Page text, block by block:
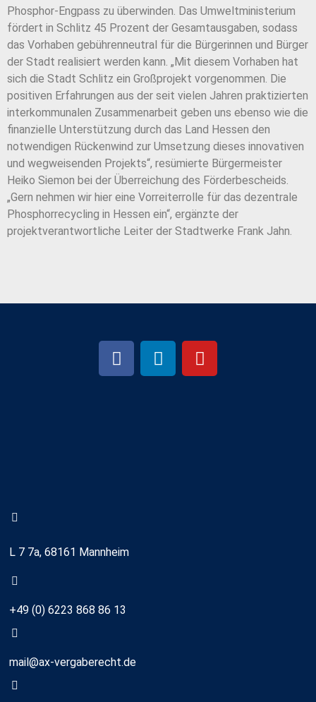
Phosphor-Engpass zu überwinden. Das Umweltministerium
fördert in Schlitz 45 Prozent der Gesamtausgaben, sodass
das Vorhaben gebührenneutral für die Bürgerinnen und Bürger
der Stadt realisiert werden kann. „Mit diesem Vorhaben hat
sich die Stadt Schlitz ein Großprojekt vorgenommen. Die
positiven Erfahrungen aus der seit vielen Jahren praktizierten
interkommunalen Zusammenarbeit geben uns ebenso wie die
finanzielle Unterstützung durch das Land Hessen den
notwendigen Rückenwind zur Umsetzung dieses innovativen
und wegweisenden Projekts“, resümierte Bürgermeister
Heiko Siemon bei der Überreichung des Förderbescheids.
„Gern nehmen wir hier eine Vorreiterrolle für das dezentrale
Phosphorrecycling in Hessen ein“, ergänzte der
projektverantwortliche Leiter der Stadtwerke Frank Jahn.
L 7 7a, 68161 Mannheim
+49 (0) 6223 868 86 13
mail@ax-vergaberecht.de